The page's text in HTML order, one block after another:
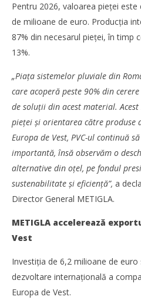
Pentru 2026, valoarea pieței
de milioane de euro. Producția
87% din necesarul pieței, în timp
13%.
„Piața sistemelor pluviale din
care acoperă peste 90% din
de soluții din acest material.
pieței și orientarea către produse
Europa de Vest, PVC-ul continuă
importantă, însă observăm o
alternative din oțel, pe fondul
sustenabilitate și eficiență”, a
Director General METIGLA.
METIGLA accelerează
Vest
Investiția de 6,2 milioane de
dezvoltare internațională a
Europa de Vest.